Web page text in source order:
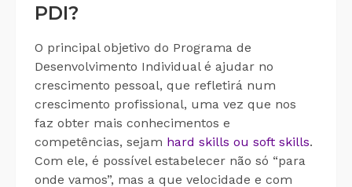
PDI?
O principal objetivo do Programa de
Desenvolvimento Individual é ajudar no
crescimento pessoal, que refletirá num
crescimento profissional, uma vez que nos
faz obter mais conhecimentos e
competências, sejam hard skills ou soft skills.
Com ele, é possível estabelecer não só “para
onde vamos”, mas a que velocidade e com